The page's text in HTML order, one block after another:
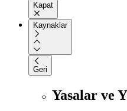
Kapat
Kaynaklar
Geri
Yasalar ve